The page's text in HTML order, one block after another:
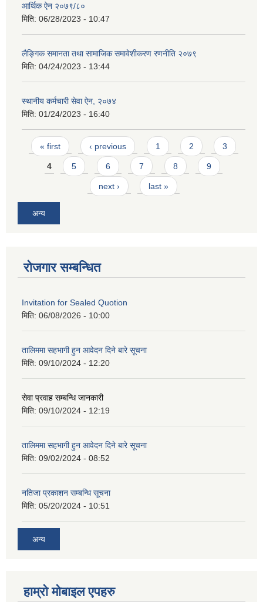
आर्थिक ऐन २०७९/८०
मिति: 06/28/2023 - 10:47
लैङ्गिक समानता तथा सामाजिक समावेशीकरण रणनीति २०७९
मिति: 04/24/2023 - 13:44
स्थानीय कर्मचारी सेवा ऐन, २०७४
मिति: 01/24/2023 - 16:40
Pages
« first ‹ previous 1 2 3
4 5 6 7 8 9
next › last »
अन्य
रोजगार सम्बन्धित
Invitation for Sealed Quotion
मिति: 06/08/2026 - 10:00
तालिममा सहभागी हुन आवेदन दिने बारे सूचना
मिति: 09/10/2024 - 12:20
सेवा प्रवाह सम्बन्धि जानकारी
मिति: 09/10/2024 - 12:19
तालिममा सहभागी हुन आवेदन दिने बारे सूचना
मिति: 09/02/2024 - 08:52
नतिजा प्रकाशन सम्बन्धि सूचना
मिति: 05/20/2024 - 10:51
अन्य
हाम्राे माेबाइल एपहरु